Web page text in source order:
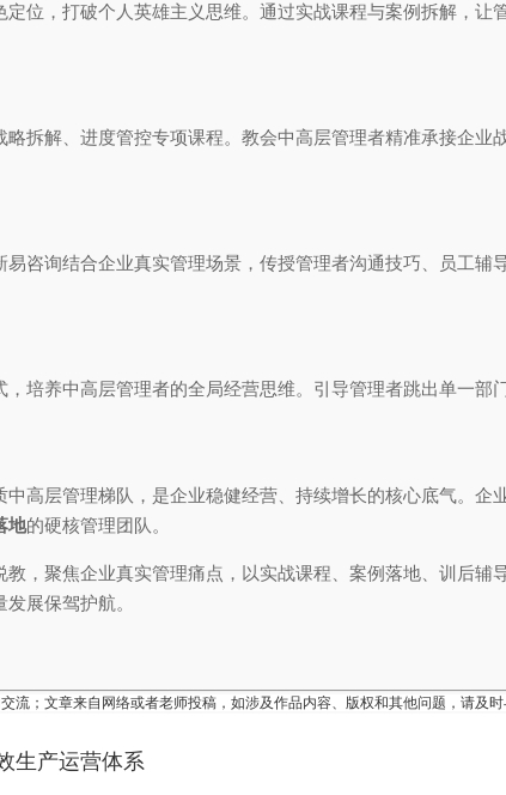
位，打破个人英雄主义思维。通过实战课程与案例拆解，让
拆解、进度管控专项课程。教会中高层管理者精准承接企
咨询结合企业真实管理场景，传授管理者沟通技巧、员工
培养中高层管理者的全局经营思维。引导管理者跳出单一
高层管理梯队，是企业稳健经营、持续增长的核心底气。
地的硬核管理团队。
，聚焦企业真实管理痛点，以实战课程、案例落地、训后
展保驾护航。
流；文章来自网络或者老师投稿，如涉及作品内容、版权和其他问题，请及
生产运营体系